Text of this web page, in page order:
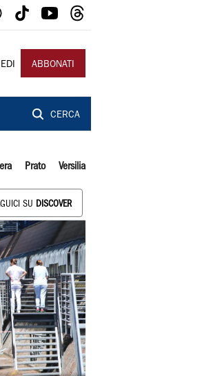
ABBONATI
CERCA
Prato Versilia
SU DISCOVER